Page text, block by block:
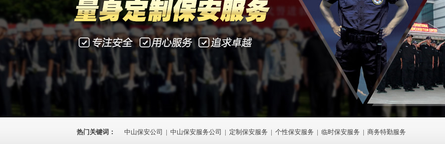
热门关键词： 中山保安公司 | 中山保安服务公司 | 定制保安服务 | 个性保安服务 | 临时保安服务 | 商务特勤服务